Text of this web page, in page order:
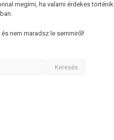
megírni, ha valami érdekes történik
nem maradsz le semmiről!